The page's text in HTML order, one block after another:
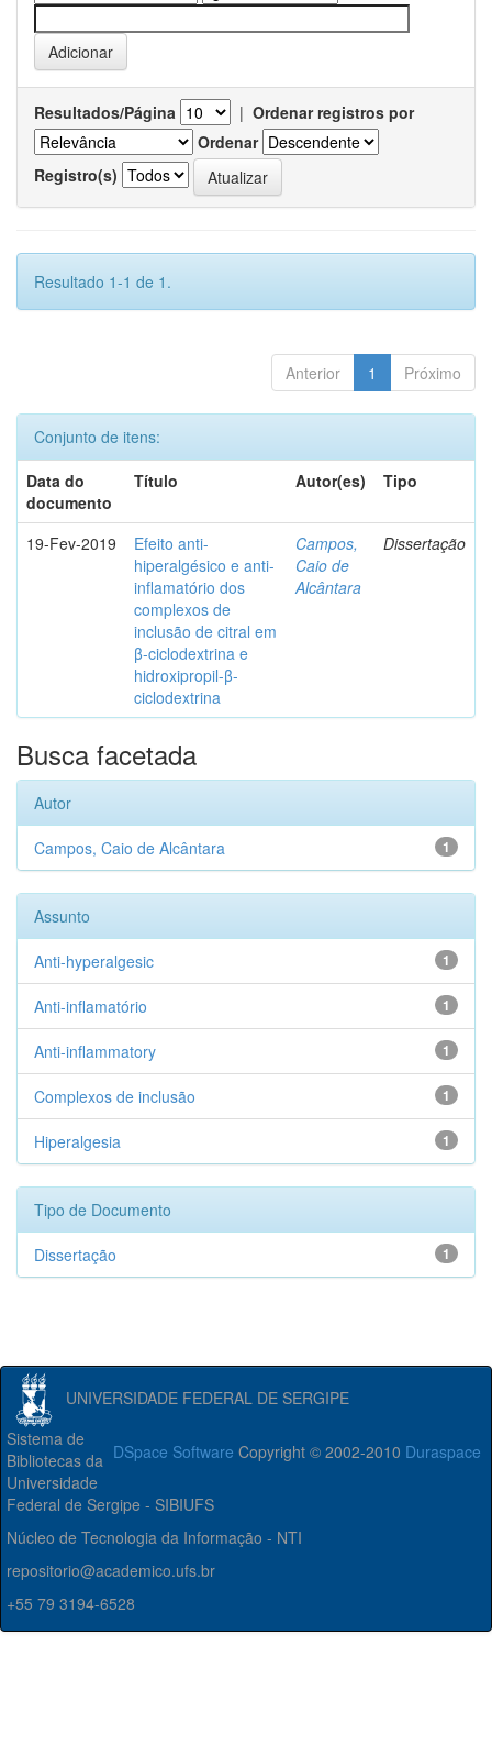
Resultados/Página | Ordenar registros por
Ordenar
Registro(s)
Resultado 1-1 de 1.
Anterior 1 Próximo
Conjunto de itens:
Data do
documento
Título Autor(es) Tipo
19-Fev-2019
Efeito anti-
hiperalgésico e anti-
inflamatório dos
complexos de
inclusão de citral em
β-ciclodextrina e
hidroxipropil-β-
ciclodextrina
Campos,
Caio de
Alcântara
Dissertação
Busca facetada
Autor
1
Campos, Caio de Alcântara
Assunto
1
Anti-hyperalgesic
1
Anti-inflamatório
1
Anti-inflammatory
1
Complexos de inclusão
1
Hiperalgesia
Tipo de Documento
1
Dissertação
UNIVERSIDADE FEDERAL DE SERGIPE
DSpace Software Copyright © 2002-2010 Duraspace
Sistema de
Bibliotecas da
Universidade
Federal de Sergipe - SIBIUFS
Núcleo de Tecnologia da Informação - NTI
repositorio@academico.ufs.br
+55 79 3194-6528